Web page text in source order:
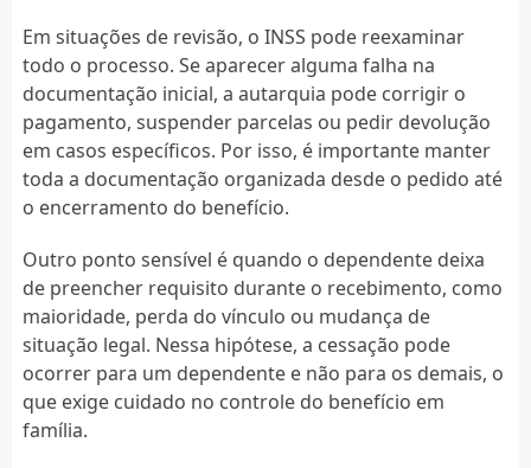
Em situações de revisão, o INSS pode reexaminar
todo o processo. Se aparecer alguma falha na
documentação inicial, a autarquia pode corrigir o
pagamento, suspender parcelas ou pedir devolução
em casos específicos. Por isso, é importante manter
toda a documentação organizada desde o pedido até
o encerramento do benefício.
Outro ponto sensível é quando o dependente deixa
de preencher requisito durante o recebimento, como
maioridade, perda do vínculo ou mudança de
situação legal. Nessa hipótese, a cessação pode
ocorrer para um dependente e não para os demais, o
que exige cuidado no controle do benefício em
família.